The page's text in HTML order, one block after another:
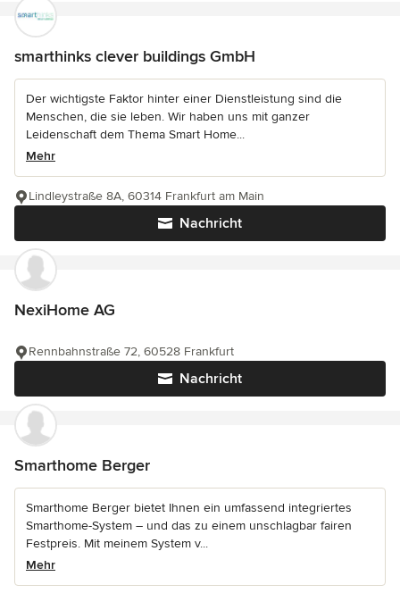
smarthinks clever buildings GmbH
Der wichtigste Faktor hinter einer Dienstleistung sind die
Menschen, die sie leben. Wir haben uns mit ganzer
Leidenschaft dem Thema Smart Home...
Mehr
Nachricht
Lindleystraße 8A, 60314 Frankfurt am Main
NexiHome AG
Nachricht
Rennbahnstraße 72, 60528 Frankfurt
Smarthome Berger
Smarthome Berger bietet Ihnen ein umfassend integriertes
Smarthome-System – und das zu einem unschlagbar fairen
Festpreis. Mit meinem System v...
Mehr